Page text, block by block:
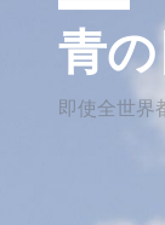
青
即使全世界